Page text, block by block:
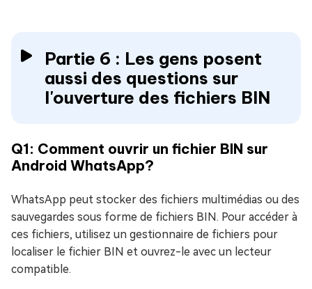
Partie 6 : Les gens posent
aussi des questions sur
l'ouverture des fichiers BIN
Q1: Comment ouvrir un fichier BIN sur
Android WhatsApp?
WhatsApp peut stocker des fichiers multimédias ou des
sauvegardes sous forme de fichiers BIN. Pour accéder à
ces fichiers, utilisez un gestionnaire de fichiers pour
localiser le fichier BIN et ouvrez-le avec un lecteur
compatible.